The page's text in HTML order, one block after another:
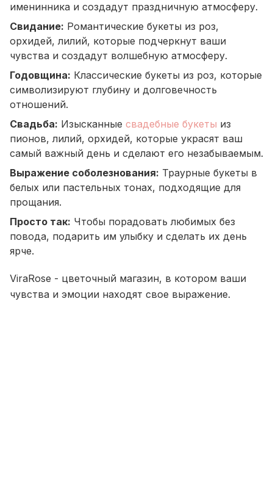
именинника и создадут праздничную атмосферу.
Свидание: Романтические букеты из роз,
орхидей, лилий, которые подчеркнут ваши
чувства и создадут волшебную атмосферу.
Годовщина: Классические букеты из роз, которые
символизируют глубину и долговечность
отношений.
Свадьба: Изысканные свадебные букеты из
пионов, лилий, орхидей, которые украсят ваш
самый важный день и сделают его незабываемым.
Выражение соболезнования: Траурные букеты в
белых или пастельных тонах, подходящие для
прощания.
Просто так: Чтобы порадовать любимых без
повода, подарить им улыбку и сделать их день
ярче.
ViraRose - цветочный магазин, в котором ваши
чувства и эмоции находят свое выражение.